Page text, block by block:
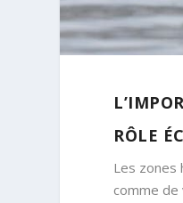
RÔLE
Les zones
comme de